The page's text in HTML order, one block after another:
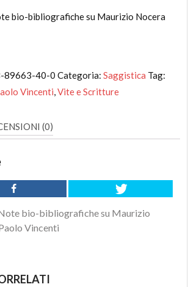
bio-bibliografiche su Maurizio Nocera
89663-40-0 Categoria:Saggistica Tag:
Vincenti,Vite e Scritture
(0)
bio-bibliografiche su Maurizio
Vincenti